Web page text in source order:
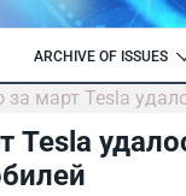
ARCHIVE OF ISSUES
за март Tesla
Tesla